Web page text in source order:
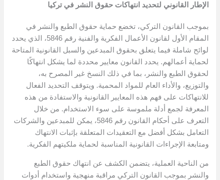
الإطار القانوني لتحديد انتهاكات حقوق النشر في تركيا
بموجب القانون التركي، تخضع حماية حقوق الطبع والنشر في
المقام الأول لقانون الأعمال الفكرية والفنية رقم 5846، الذي يحدد
لوائح شاملة فيما يتعلق بحقوق المبدعين والسبل القانونية المتاحة
لحماية أعمالهم. يحدد القانون معايير محددة لما يشكل انتهاكًا
لحقوق الطبع والنشر، بما في ذلك النسخ غير المصرح به،
والتوزيع، والأداء العام للمواد المحمية. ويتوقف التحديد الفعال
للانتهاكات على فهم هذه المعايير القانونية والاستفادة من هذه
المعرفة لجمع أدلة ملموسة على سوء الاستخدام. من خلال
التعرف على أحكام القانون رقم 5846، يمكن للمبدعين والشركات
التعامل بشكل أفضل مع التعقيدات المتعلقة بإثبات الانتهاك
ومتابعة الإجراءات القانونية المناسبة لحماية ملكيتهم الفكرية.
من الناحية العملية، يتضمن الكشف عن انتهاك حقوق الطبع
والنشر بموجب القانون التركي مراقبة منهجية واستخدام أدوات